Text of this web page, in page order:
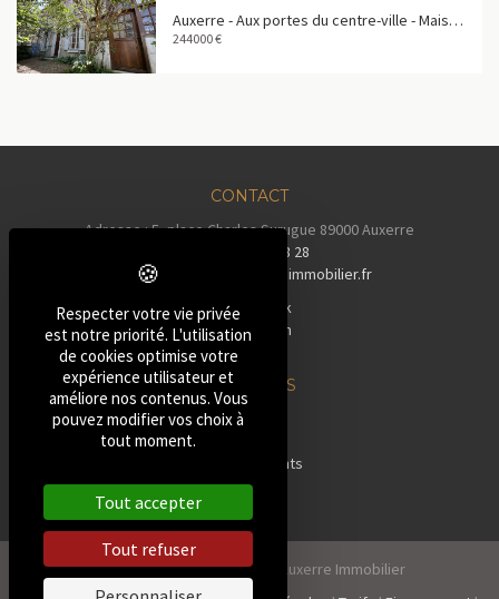
Auxerre - Aux portes du centre-ville - Maison familiale de 158 m²
244000 €
CONTACT
Adresse : 5, place Charles Surugue 89000 Auxerre
03 86 72 28 28
Email :
contact@auxerreimmobilier.fr
Facebook
Instagram
Tiktok
NOS BIENS
»Maisons
Appartements
»Terrains
2026, Tous droits réservés Auxerre Immobilier
Respecter votre vie privée
est notre priorité. L'utilisation
de cookies optimise votre
expérience utilisateur et
améliore nos contenus. Vous
pouvez modifier vos choix à
tout moment.
Tout accepter
Tout refuser